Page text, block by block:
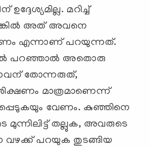
ഉദ്ദേശ്യമില്ല. മറിച്ച്
അത് അവനെ
എന്നാണ് പറയുന്നത്.
പറഞ്ഞാല്‍ അതൊരു
തോന്നരുത്,
മാത്രമാണെന്ന്
വേണം. കുഞ്ഞിനെ
മുന്നിലിട്ട് തല്ലുക, അവരുടെ
പറയുക തുടങ്ങിയ